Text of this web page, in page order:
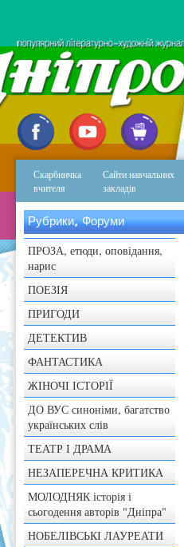
Скарбничка
вчителя
Сайти навчальних
закладів
Рубрики, Форуми
ПРОЗА, етюди, оповідання,
нарис
ПОЕЗІЯ
ПРИГОДИ
ДЕТЕКТИВ
ФАНТАСТИКА
ЖІНОЧІ ІСТОРІЇ
ДО ВУС синоніми, багатство
українських слів
ТЕАТР І ДРАМА
НЕЗАПЕРЕЧНА КРИТИКА
МОЛОДНЯК історія і
сьогодення авторів "Дніпра"
НОБЕЛІВСЬКІ ЛАУРЕАТИ